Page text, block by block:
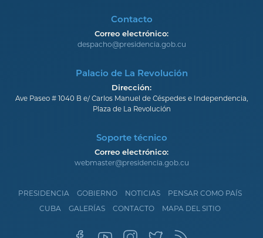
Contacto
Correo electrónico:
despacho@presidencia.gob.cu
Palacio de La Revolución
Dirección:
Ave Paseo # 1040 B e/ Carlos Manuel de Céspedes e Independencia,
Plaza de La Revolución
Soporte técnico
Correo electrónico:
webmaster@presidencia.gob.cu
PRESIDENCIA GOBIERNO NOTICIAS
PENSAR COMO PAÍS
CUBA
GALERÍAS CONTACTO MAPA DEL SITIO